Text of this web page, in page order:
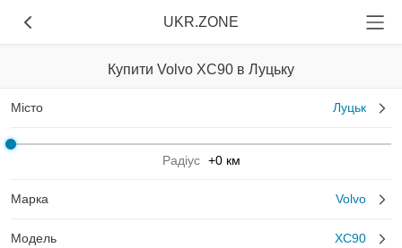
UKR.ZONE
Купити Volvo XC90 в Луцьку
Місто Луцьк
Радіус +0 км
Марка Volvo
Модель XC90